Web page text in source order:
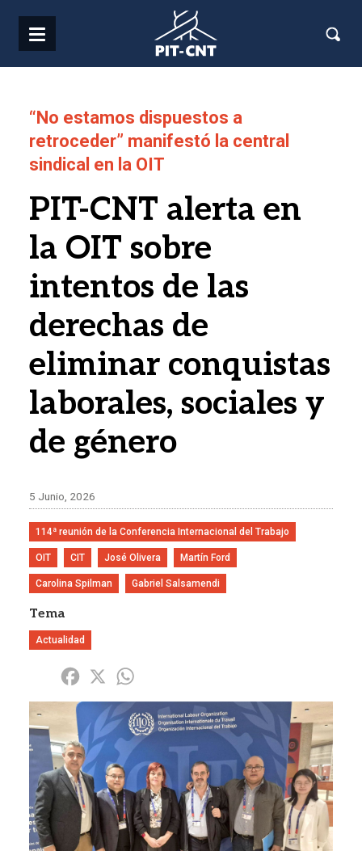
“No estamos dispuestos a
retroceder” manifestó la central
sindical en la OIT
PIT-CNT alerta en
la OIT sobre
intentos de las
derechas de
eliminar conquistas
laborales, sociales y
de género
5 Junio, 2026
114ª reunión de la Conferencia Internacional del Trabajo
OIT CIT José Olivera Martín Ford
Carolina Spilman Gabriel Salsamendi
Tema
Actualidad
Share Facebook
X
Imagen